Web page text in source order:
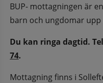
BUP- mottagningen är
barn och ungdomar
Du kan ringa dagtid.
74.
Mottagning finns i